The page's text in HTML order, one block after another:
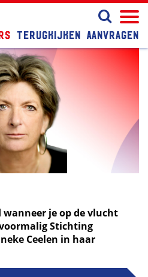
Terugkijken Aanvragen
wanneer je op de vlucht
Stichting
Ceelen in haar